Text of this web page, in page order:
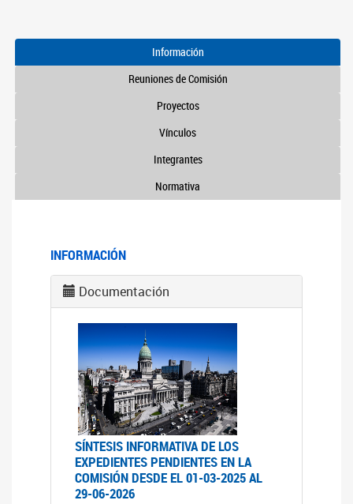
Información
Reuniones de Comisión
Proyectos
Vínculos
Integrantes
Normativa
INFORMACIÓN
Documentación
SÍNTESIS INFORMATIVA DE LOS
EXPEDIENTES PENDIENTES EN LA
COMISIÓN DESDE EL 01-03-2025 AL
29-06-2026